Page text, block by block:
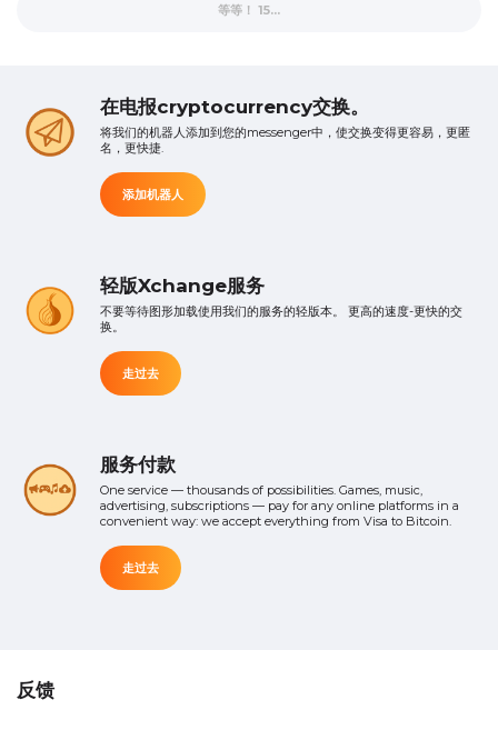
等等！ 12...
在电报cryptocurrency交换。
将我们的机器人添加到您的messenger中，使交换变得更容易，更匿
名，更快捷.
添加机器人
轻版Xchange服务
不要等待图形加载使用我们的服务的轻版本。 更高的速度-更快的交
换。
走过去
服务付款
One service — thousands of possibilities. Games, music,
advertising, subscriptions — pay for any online platforms in a
convenient way: we accept everything from Visa to Bitcoin.
走过去
反馈